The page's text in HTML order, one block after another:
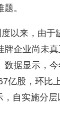
。
以来，由于
企业尚未
据显示，
亿股，环比
自实施分